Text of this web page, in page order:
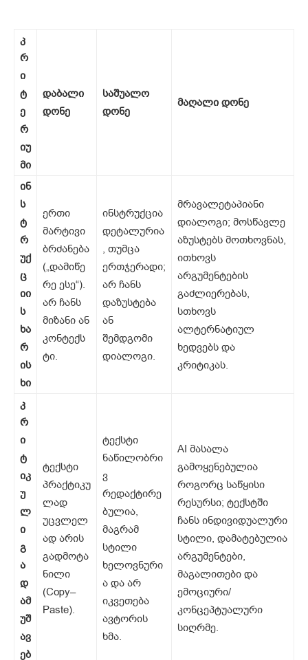
კ
რ
ი
ტ
ე
რ
იუ
მი
დაბალი
დონე
საშუალო
დონე
მაღალი დონე
ინ
ს
ტ
რ
უქ
ც
იი
ს
ხა
რ
ის
ხი
ერთი
მარტივი
ბრძანება
(„დამიწე
რე ესე“).
არ ჩანს
მიზანი ან
კონტექს
ტი.
ინსტრუქცია
დეტალურია
, თუმცა
ერთჯერადი;
არ ჩანს
დაზუსტება
ან
შემდგომი
დიალოგი.
მრავალეტაპიანი
დიალოგი; მოსწავლე
აზუსტებს მოთხოვნას,
ითხოვს
არგუმენტების
გაძლიერებას,
სთხოვს
ალტერნატიულ
ხედვებს და
კრიტიკას.
კ
რ
ი
ტ
იკ
უ
ლ
ი
გ
ა
დ
ამ
უშ
ავ
ებ
ტექსტი
პრაქტიკუ
ლად
უცვლელ
ად არის
გადმოტა
ნილი
(Copy–
Paste).
ტექსტი
ნაწილობრი
ვ
რედაქტირე
ბულია,
მაგრამ
სტილი
ხელოვნური
ა და არ
იკვეთება
ავტორის
ხმა.
AI მასალა
გამოყენებულია
როგორც საწყისი
რესურსი; ტექსტში
ჩანს ინდივიდუალური
სტილი, დამატებულია
არგუმენტები,
მაგალითები და
ემოციური/
კონცეპტუალური
სიღრმე.